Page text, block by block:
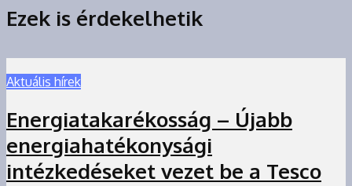
Ezek is érdekelhetik
Aktuális hírek
Energiatakarékosság – Újabb
energiahatékonysági
intézkedéseket vezet be a Tesco